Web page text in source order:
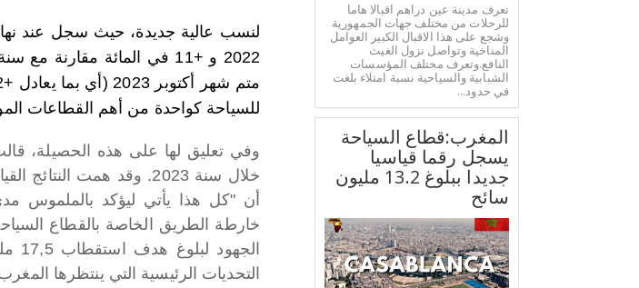
للسياحة كواحدة من أهم القطاعات
وفي تعليق لها على هذه الحصيلة،
خلال سنة 2023. وقد همت
أن "كل هذا يأتي ليؤكد بالملموس
خارطة الطريق الخاصة بالقطاع
التحديات الرئيسية التي ينتظرها
تعرف مدينة عين دراهم اقبالا هاما
للرحلات من مختلف جهات الجمهورية
وشجع على هذا الاقبال الكبير العوامل
المناخية وتواصل نزول الغيث
النافع.وتعرف مختلف المؤسسات
الشبابية والسياحية نسبة امتلاء بلغت
في حدود...
المغرب:قطاع السياحة
يسجل رقما قياسيا
جديدا ببلوغ 13.2 مليون
سائح